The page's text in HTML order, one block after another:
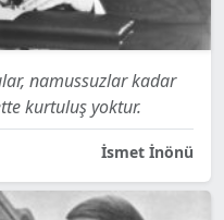
namussuzlar kadar
kurtuluş yoktur.
İsmet İnönü